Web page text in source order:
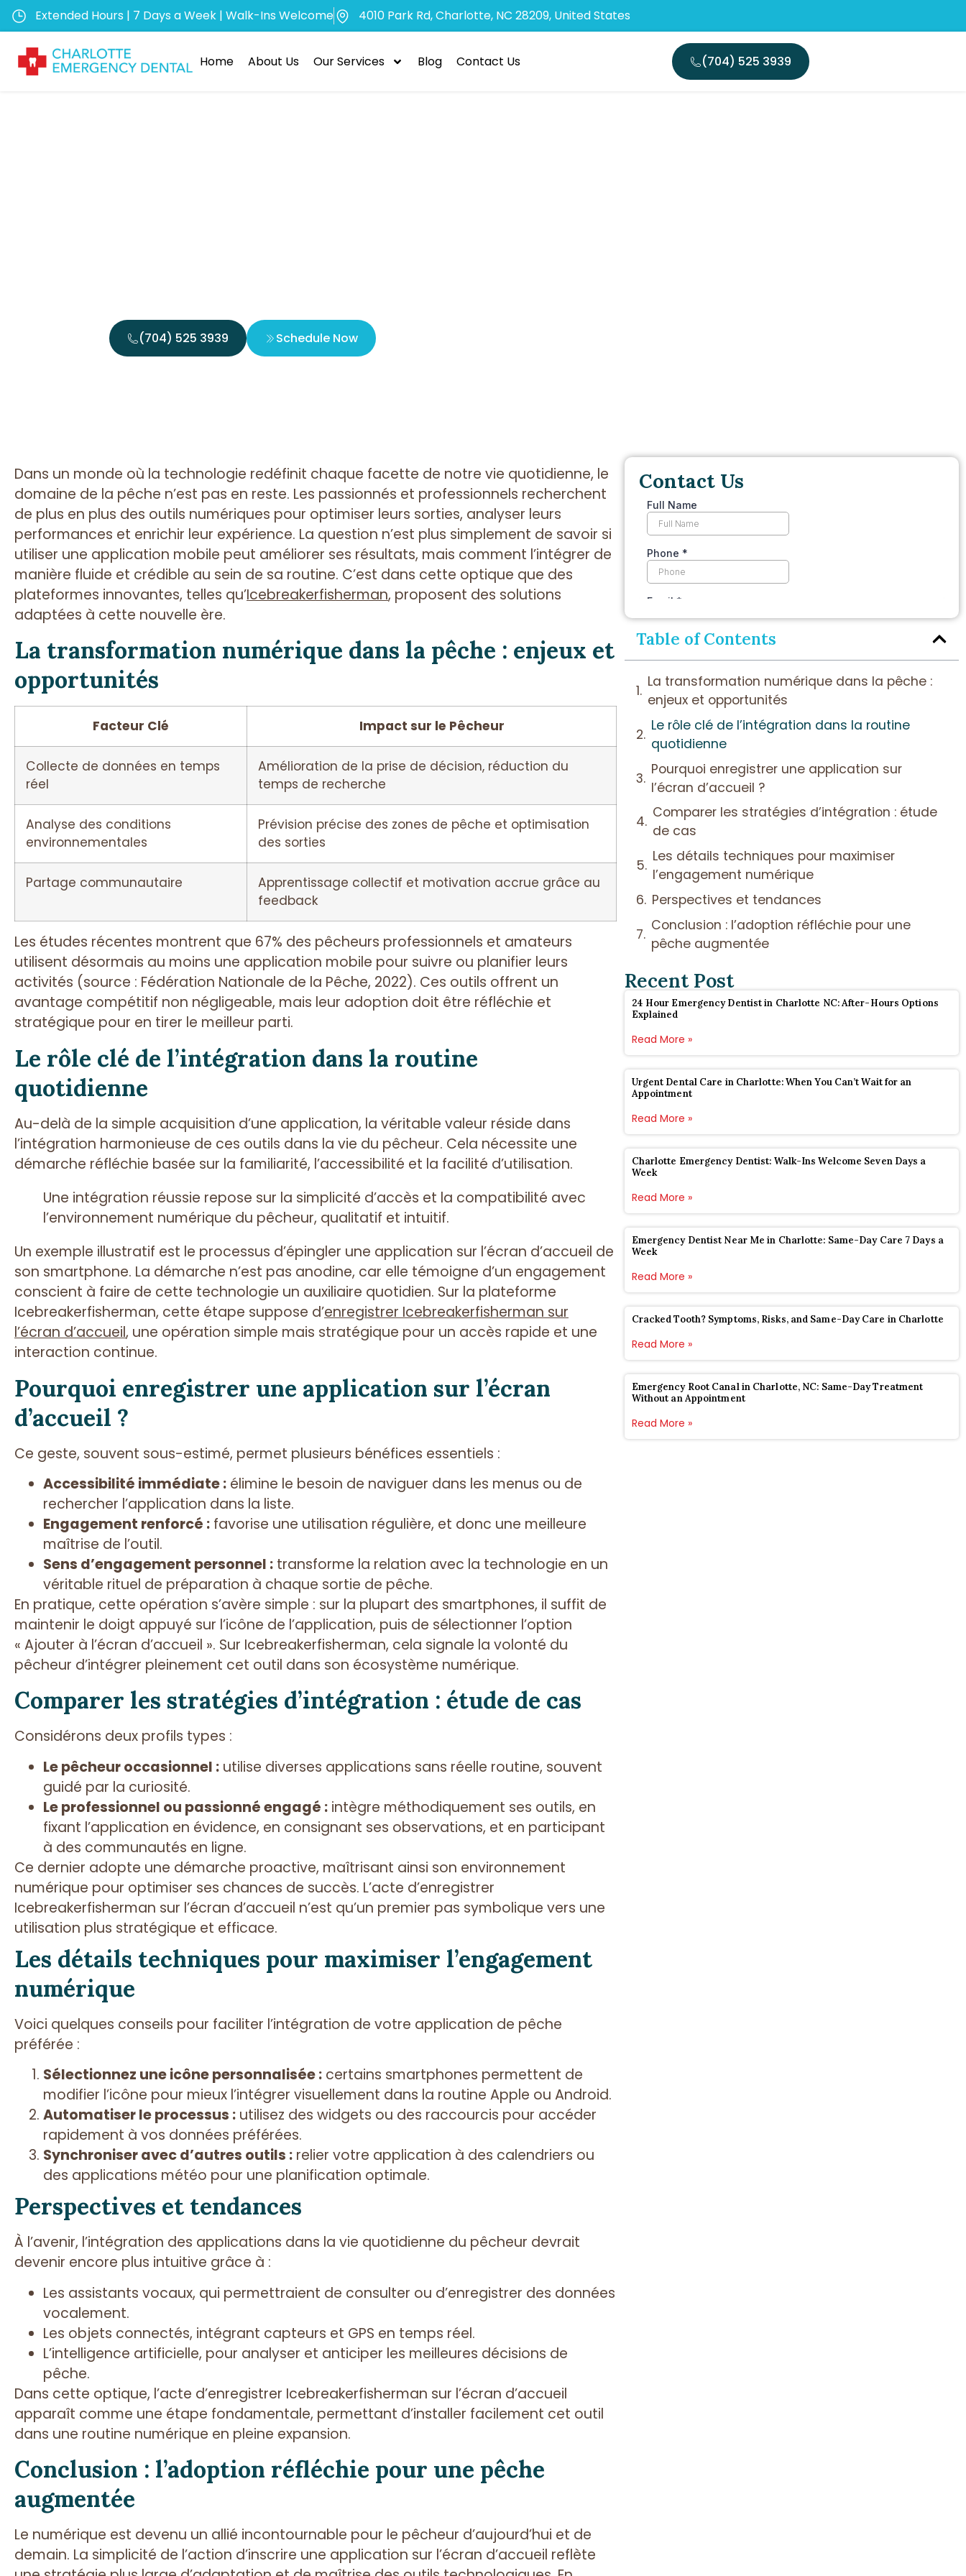
Extended Hours | 7 Days a Week | Walk-Ins Welcome 4010 Park Rd, Charlotte, NC 28209, United States
Home About Us Our Services Blog Contact Us (704) 525 3939
(704) 525 3939 Schedule Now
Dans un monde où la technologie redéfinit chaque facette de notre vie quotidienne, le
domaine de la pêche n’est pas en reste. Les passionnés et professionnels recherchent
de plus en plus des outils numériques pour optimiser leurs sorties, analyser leurs
performances et enrichir leur expérience. La question n’est plus simplement de savoir si
utiliser une application mobile peut améliorer ses résultats, mais comment l’intégrer de
manière fluide et crédible au sein de sa routine. C’est dans cette optique que des
plateformes innovantes, telles qu’Icebreakerfisherman, proposent des solutions
adaptées à cette nouvelle ère.
La transformation numérique dans la pêche : enjeux et
opportunités
Facteur Clé Impact sur le Pêcheur
Collecte de données en temps
réel
Amélioration de la prise de décision, réduction du
temps de recherche
Analyse des conditions
environnementales
Prévision précise des zones de pêche et optimisation
des sorties
Partage communautaire
Apprentissage collectif et motivation accrue grâce au
feedback
Les études récentes montrent que 67% des pêcheurs professionnels et amateurs
utilisent désormais au moins une application mobile pour suivre ou planifier leurs
activités (source : Fédération Nationale de la Pêche, 2022). Ces outils offrent un
avantage compétitif non négligeable, mais leur adoption doit être réfléchie et
stratégique pour en tirer le meilleur parti.
Le rôle clé de l’intégration dans la routine
quotidienne
Au-delà de la simple acquisition d’une application, la véritable valeur réside dans
l’intégration harmonieuse de ces outils dans la vie du pêcheur. Cela nécessite une
démarche réfléchie basée sur la familiarité, l’accessibilité et la facilité d’utilisation.
Une intégration réussie repose sur la simplicité d’accès et la compatibilité avec
l’environnement numérique du pêcheur, qualitatif et intuitif.
Un exemple illustratif est le processus d’épingler une application sur l’écran d’accueil de
son smartphone. La démarche n’est pas anodine, car elle témoigne d’un engagement
conscient à faire de cette technologie un auxiliaire quotidien. Sur la plateforme
Icebreakerfisherman, cette étape suppose d’enregistrer Icebreakerfisherman sur
l’écran d’accueil, une opération simple mais stratégique pour un accès rapide et une
interaction continue.
Pourquoi enregistrer une application sur l’écran
d’accueil ?
Ce geste, souvent sous-estimé, permet plusieurs bénéfices essentiels :
Accessibilité immédiate : élimine le besoin de naviguer dans les menus ou de
rechercher l’application dans la liste.
Engagement renforcé : favorise une utilisation régulière, et donc une meilleure
maîtrise de l’outil.
Sens d’engagement personnel : transforme la relation avec la technologie en un
véritable rituel de préparation à chaque sortie de pêche.
En pratique, cette opération s’avère simple : sur la plupart des smartphones, il suffit de
maintenir le doigt appuyé sur l’icône de l’application, puis de sélectionner l’option
« Ajouter à l’écran d’accueil ». Sur Icebreakerfisherman, cela signale la volonté du
pêcheur d’intégrer pleinement cet outil dans son écosystème numérique.
Comparer les stratégies d’intégration : étude de cas
Considérons deux profils types :
Le pêcheur occasionnel : utilise diverses applications sans réelle routine, souvent
guidé par la curiosité.
Le professionnel ou passionné engagé : intègre méthodiquement ses outils, en
fixant l’application en évidence, en consignant ses observations, et en participant
à des communautés en ligne.
Ce dernier adopte une démarche proactive, maîtrisant ainsi son environnement
numérique pour optimiser ses chances de succès. L’acte d’enregistrer
Icebreakerfisherman sur l’écran d’accueil n’est qu’un premier pas symbolique vers une
utilisation plus stratégique et efficace.
Les détails techniques pour maximiser l’engagement
numérique
Voici quelques conseils pour faciliter l’intégration de votre application de pêche
préférée :
Sélectionnez une icône personnalisée : certains smartphones permettent de
modifier l’icône pour mieux l’intégrer visuellement dans la routine Apple ou Android.
Automatiser le processus : utilisez des widgets ou des raccourcis pour accéder
rapidement à vos données préférées.
Synchroniser avec d’autres outils : relier votre application à des calendriers ou
des applications météo pour une planification optimale.
Perspectives et tendances
À l’avenir, l’intégration des applications dans la vie quotidienne du pêcheur devrait
devenir encore plus intuitive grâce à :
Les assistants vocaux, qui permettraient de consulter ou d’enregistrer des données
vocalement.
Les objets connectés, intégrant capteurs et GPS en temps réel.
L’intelligence artificielle, pour analyser et anticiper les meilleures décisions de
pêche.
Dans cette optique, l’acte d’enregistrer Icebreakerfisherman sur l’écran d’accueil
apparaît comme une étape fondamentale, permettant d’installer facilement cet outil
dans une routine numérique en pleine expansion.
Conclusion : l’adoption réfléchie pour une pêche
augmentée
Le numérique est devenu un allié incontournable pour le pêcheur d’aujourd’hui et de
demain. La simplicité de l’action d’inscrire une application sur l’écran d’accueil reflète
Contact Us
Table of Contents
La transformation numérique dans la pêche :
enjeux et opportunités
Le rôle clé de l’intégration dans la routine
quotidienne
Pourquoi enregistrer une application sur
l’écran d’accueil ?
Comparer les stratégies d’intégration : étude
de cas
Les détails techniques pour maximiser
l’engagement numérique
Perspectives et tendances
Conclusion : l’adoption réfléchie pour une
pêche augmentée
Recent Post
24 Hour Emergency Dentist in Charlotte NC: After-Hours Options
Explained
Read More »
Urgent Dental Care in Charlotte: When You Can’t Wait for an
Appointment
Read More »
Charlotte Emergency Dentist: Walk-Ins Welcome Seven Days a
Week
Read More »
Emergency Dentist Near Me in Charlotte: Same-Day Care 7 Days a
Week
Read More »
Cracked Tooth? Symptoms, Risks, and Same-Day Care in Charlotte
Read More »
Emergency Root Canal in Charlotte, NC: Same-Day Treatment
Without an Appointment
Read More »